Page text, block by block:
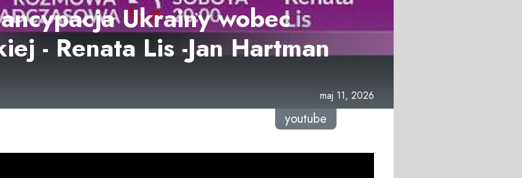
Ukrainy wobec
- Renata Lis -Jan Hartman
maj 11, 2026
youtube